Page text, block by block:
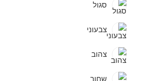
סגול
צבעוני
צהוב
שחור